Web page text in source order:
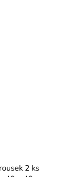
2 ks